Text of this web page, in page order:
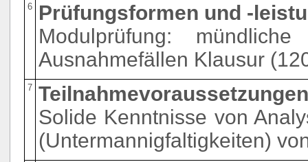
6
Prüfungsformen und -
Modulprüfung:
Ausnahmefällen Klausur
7 Teilnahmevoraussetzungen
Solide Kenntnisse von
(Untermannigfaltigkeiten)